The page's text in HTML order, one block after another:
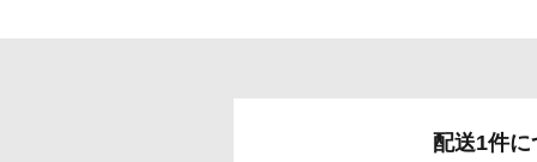
配送1件に